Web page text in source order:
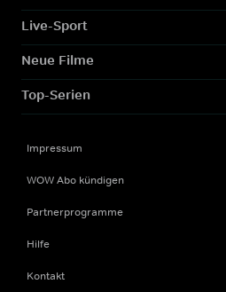
Live-Sport
Neue Filme
Top-Serien
Impressum
WOW Abo kündigen
Partnerprogramme
Hilfe
Kontakt